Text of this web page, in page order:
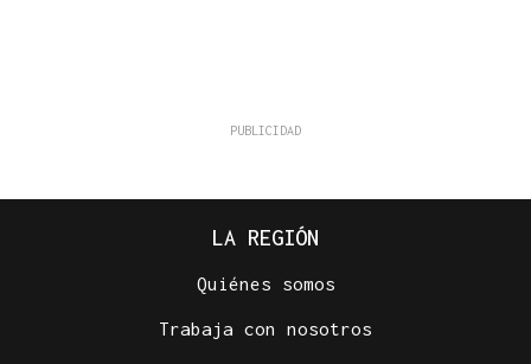
LA REGIÓN
Quiénes somos
Trabaja con nosotros